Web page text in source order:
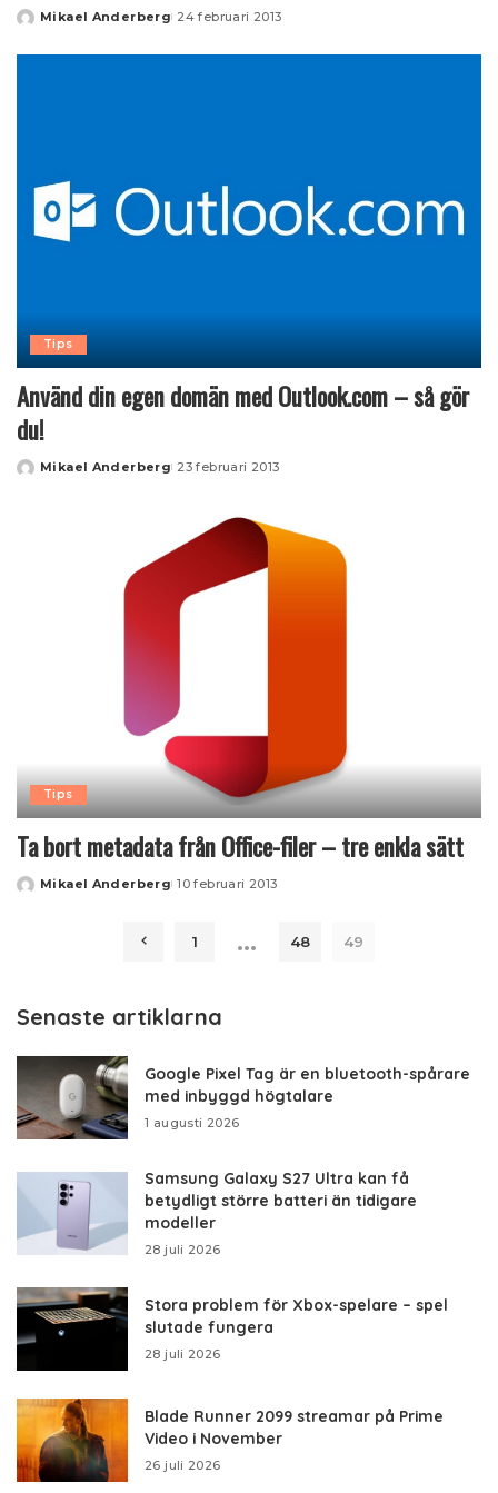
Posted
Mikael Anderberg 24 februari 2013
Tips
Använd din egen domän med Outlook.com – så gör
du!
Posted
Mikael Anderberg 23 februari 2013
Tips
Ta bort metadata från Office-filer – tre enkla sätt
Posted
Mikael Anderberg 10 februari 2013
1 … 48 49
Senaste artiklarna
Google Pixel Tag är en bluetooth-spårare
med inbyggd högtalare
1 augusti 2026
Samsung Galaxy S27 Ultra kan få
betydligt större batteri än tidigare
modeller
28 juli 2026
Stora problem för Xbox-spelare – spel
slutade fungera
28 juli 2026
Blade Runner 2099 streamar på Prime
Video i November
26 juli 2026